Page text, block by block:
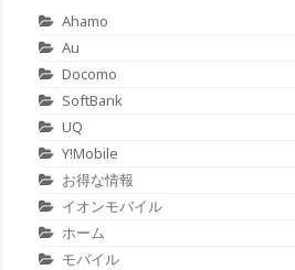
Ahamo
Au
Docomo
SoftBank
UQ
Y!mobile
お得な情報
イオンモバイル
ホーム
モバイル